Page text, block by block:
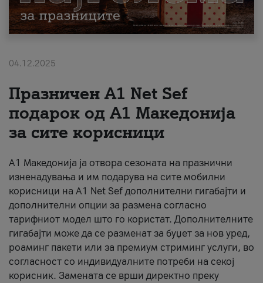
Поддршка
Надополни кредит
За нас
#ПодобарОнлајн
04.12.2025
Празничен A1 Net Sеf
подарок од А1 Македонија
за сите корисници
А1 Македонија ја отвора сезоната на празнични
изненадувања и им подарува на сите мобилни
корисници на A1 Net Sef дополнителни гигабајти и
дополнителни опции за размена согласно
тарифниот модел што го користат. Дополнителните
гигабајти може да се разменат за буџет за нов уред,
роаминг пакети или за премиум стриминг услуги, во
согласност со индивидуалните потреби на секој
корисник. Замената се врши директно преку